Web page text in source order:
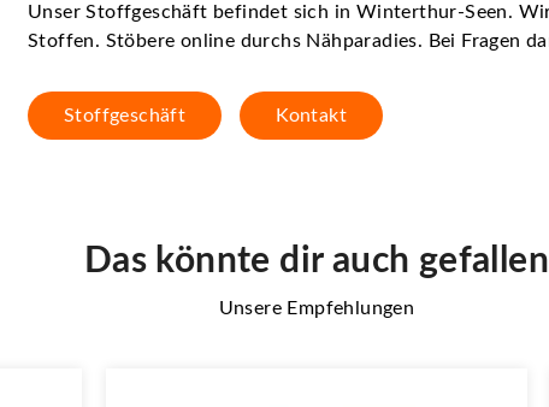
Unser Stoffgeschäft befindet sich in Winterthur-Seen.
Stoffen. Stöbere online durchs Nähparadies. Bei Fragen
Stoffgeschäft Kontakt
Das könnte dir auch gefallen
Unsere Empfehlungen